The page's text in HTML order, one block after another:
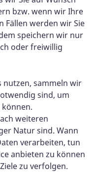
bzw. wenn wir Ihre
Fällen werden wir Sie
speichern wir nur
oder freiwillig
nutzen, sammeln wir
sind, um
weiteren
Natur sind. Wann
verarbeiten, tun
anbieten zu können
zu verfolgen.